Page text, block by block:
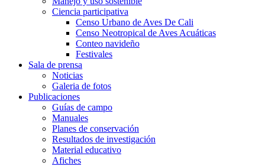
Ciencia participativa
Censo Urbano de Aves De Cali
Censo Neotropical de Aves Acuáticas
Conteo navideño
Festivales
Sala de prensa
Noticias
Galeria de fotos
Publicaciones
Guías de campo
Manuales
Planes de conservación
Resultados de investigación
Material educativo
Afiches